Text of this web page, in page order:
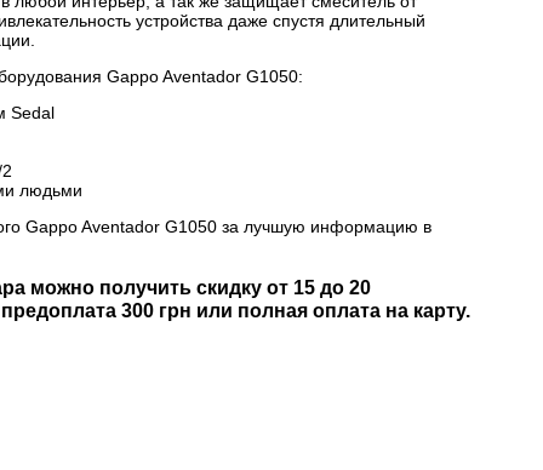
устройства даже спустя длительный
Gappo Aventador G1050:
Sedal
людьми
Gappo Aventador G1050 за лучшую информацию в
можно получить скидку от 15 до 20
300 грн или полная оплата на карту.